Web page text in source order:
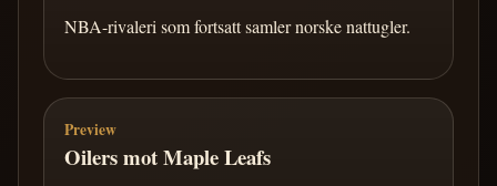
NBA-rivaleri som fortsatt samler norske nattugler.
Preview
Oilers mot Maple Leafs